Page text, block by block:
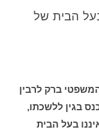
הבית של
ברק לרבין
בגין ללשכתו,
בעל הבית